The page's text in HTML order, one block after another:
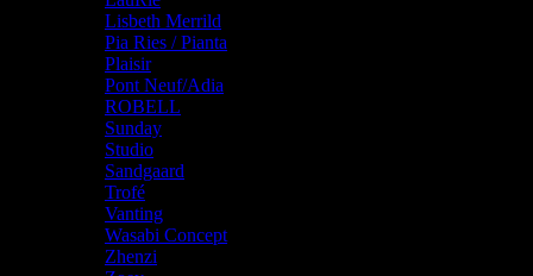
Lisbeth Merrild
Pia Ries / Pianta
Plaisir
Pont Neuf/Adia
ROBELL
Sunday
Studio
Sandgaard
Trofé
Vanting
Wasabi Concept
Zhenzi